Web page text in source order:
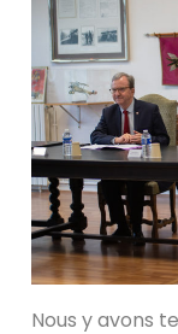
Nous y avons